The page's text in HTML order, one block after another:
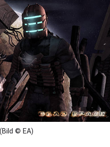
um das Angebot, den
Space kostenlos auf
Noch bis zum 8. Mai
eines Origin-Kontos
© EA)